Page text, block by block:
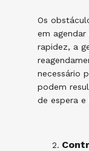
Os
em
rapidez, a
necessário
podem
de espera